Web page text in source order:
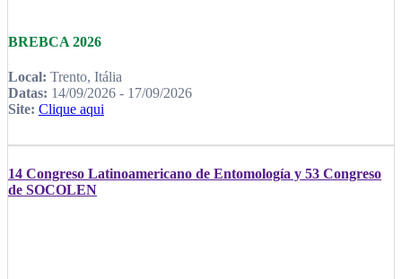
BREBCA 2026
Local: Trento, Itália
Datas: 14/09/2026 - 17/09/2026
Site: Clique aqui
14 Congreso Latinoamericano de Entomología y 53 Congreso
de SOCOLEN